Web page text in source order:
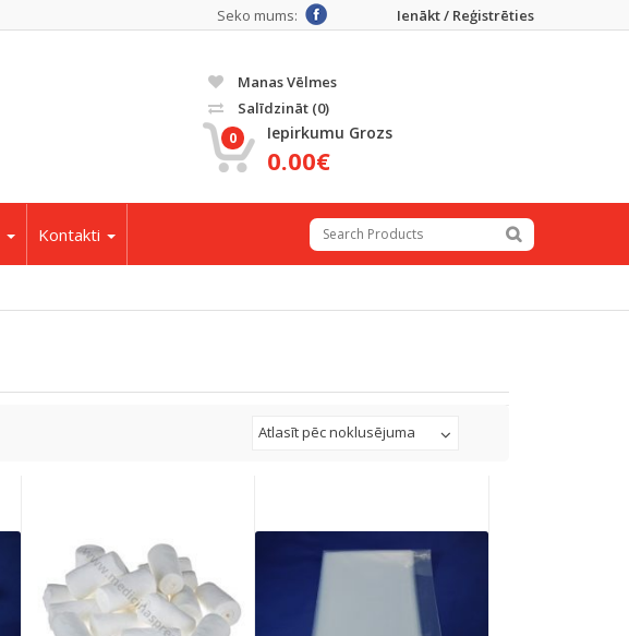
Ienākt / Reģistrēties
Seko mums:
Manas Vēlmes
Salīdzināt (0)
0 Iepirkumu Grozs
0.00€
Kontakti
Atlasīt pēc noklusējuma